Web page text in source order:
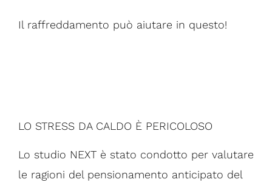
Il raffreddamento può aiutare in questo!
LO STRESS DA CALDO È PERICOLOSO
Lo studio NEXT è stato condotto per valutare
le ragioni del pensionamento anticipato del